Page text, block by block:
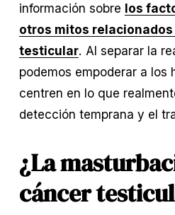
información sobre los
otros mitos
testicular. Al separar la
podemos empoderar a los
centren en lo que
detección temprana y el
¿La
cáncer